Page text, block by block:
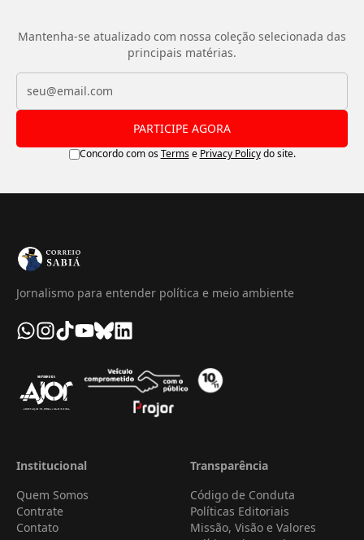
Mantenha-se atualizado com nossa coleção selecionada das
principais matérias.
PARTICIPE AGORA
Concordo com osTermse Privacy Policydo site.
Jornalismo para entender política e meio ambiente
Institucional
Quem Somos
Contrate
Contato
Transparência
Código de Conduta
Políticas Editoriais
Missão, Visão e Valores